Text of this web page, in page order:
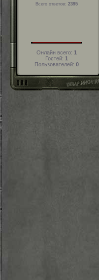
Всего ответов: 2395
Онлайн всего: 1
Гостей: 1
Пользователей: 0